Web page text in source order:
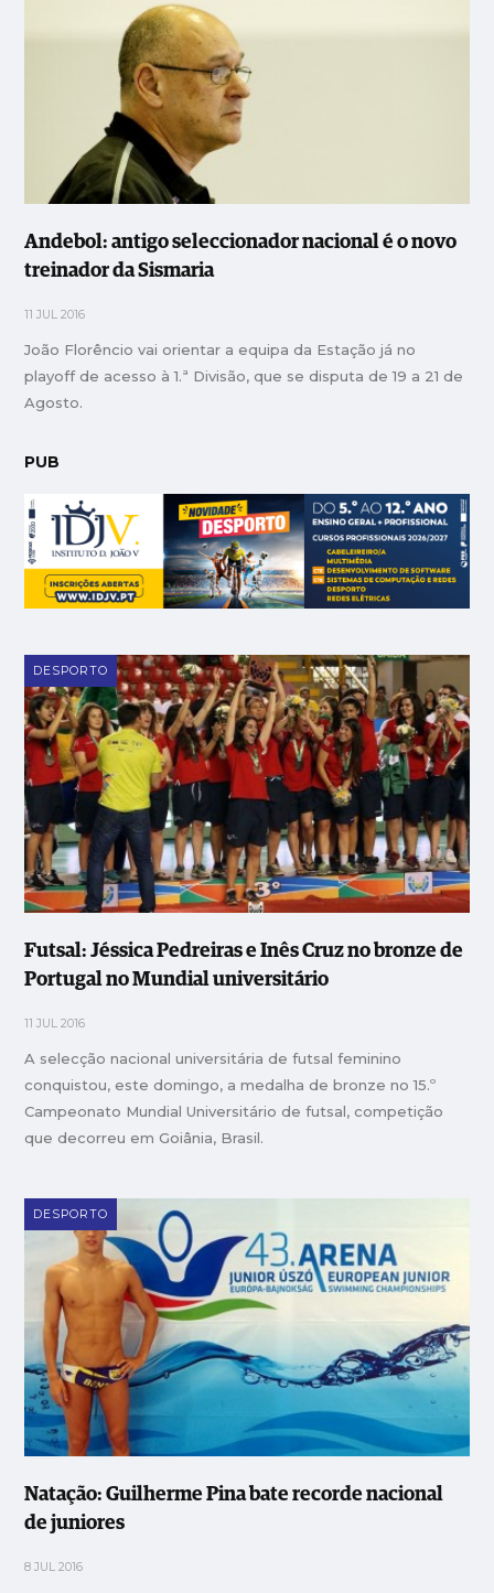
Andebol: antigo seleccionador nacional é o novo
treinador da Sismaria
11 JUL 2016
João Florêncio vai orientar a equipa da Estação já no
playoff de acesso à 1.ª Divisão, que se disputa de 19 a 21 de
Agosto.
PUB
DESPORTO
Futsal: Jéssica Pedreiras e Inês Cruz no bronze de
Portugal no Mundial universitário
11 JUL 2016
A selecção nacional universitária de futsal feminino
conquistou, este domingo, a medalha de bronze no 15.º
Campeonato Mundial Universitário de futsal, competição
que decorreu em Goiânia, Brasil.
DESPORTO
Natação: Guilherme Pina bate recorde nacional
de juniores
8 JUL 2016